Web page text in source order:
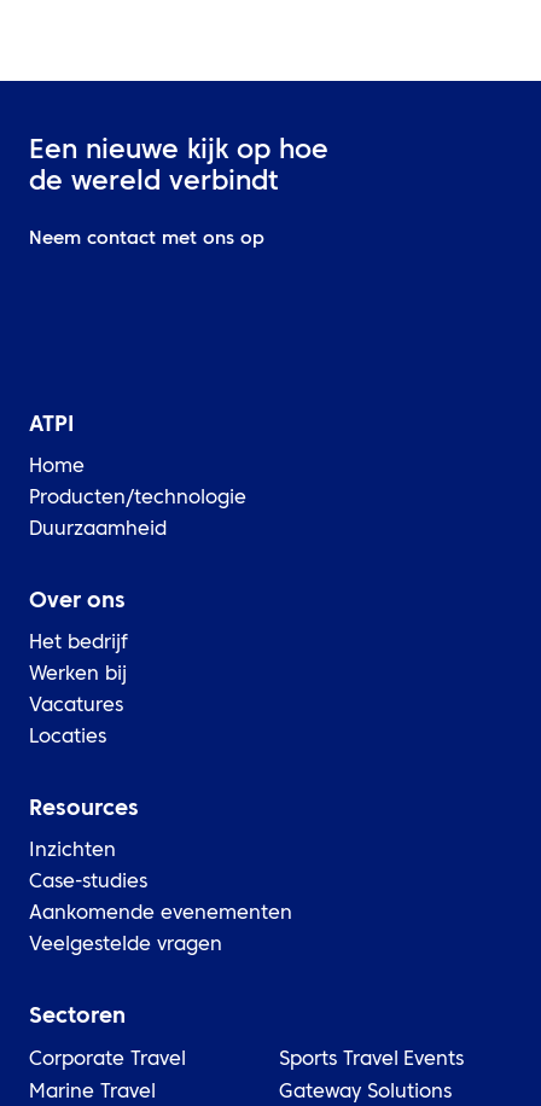
Een nieuwe kijk op hoe
de wereld verbindt
Neem contact met ons op
ATPI
Home
Producten/technologie
Duurzaamheid
Over ons
Het bedrijf
Werken bij
Vacatures
Locaties
Resources
Inzichten
Case-studies
Aankomende evenementen
Veelgestelde vragen
Sectoren
Corporate Travel
Marine Travel
Sports Travel
Events
Gateway Solutions